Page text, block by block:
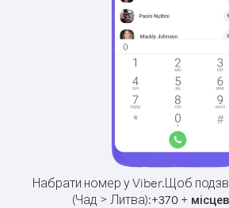
Набрати номер у Viber.Щоб
(Чад > Литва):+370 +